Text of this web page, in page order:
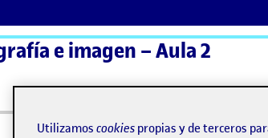
e imagen – Aula 2
ActiFolios
Utilizamos cookies propias y de terceros